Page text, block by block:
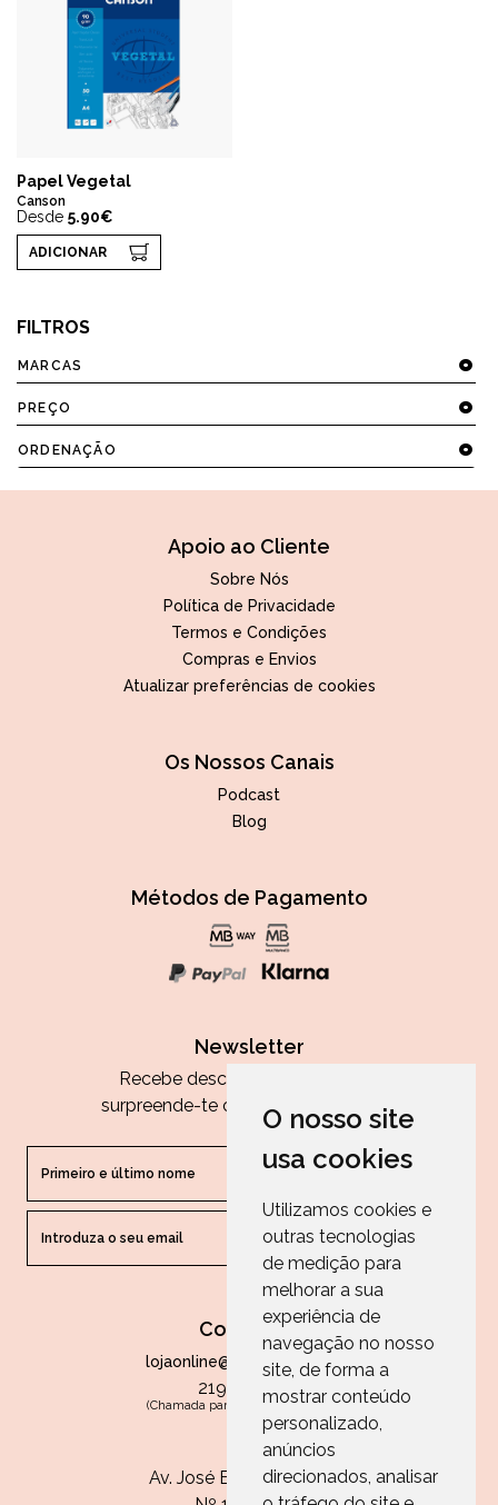
O nosso site
usa cookies
Utilizamos cookies e
outras tecnologias
de medição para
melhorar a sua
experiência de
navegação no nosso
site, de forma a
mostrar conteúdo
personalizado,
anúncios
direcionados, analisar
Papel Vegetal
Canson
Desde 5.90€
ADICIONAR
FILTROS
MARCAS
PREÇO
ORDENAÇÃO
Apoio ao Cliente
Sobre Nós
Política de Privacidade
Termos e Condições
Compras e Envios
Atualizar preferências de cookies
Os Nossos Canais
Podcast
Blog
Métodos de Pagamento
Newsletter
Recebe descontos exclusivos e
surpreende-te com as nossas dicas.
ENVIAR
Contactos
lojaonline@paperandarts.pt
219 862 836
(Chamada para a rede fixa nacional)
Loja
Av. José Batista Antunes